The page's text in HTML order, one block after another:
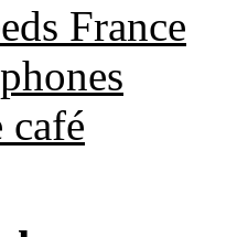
France